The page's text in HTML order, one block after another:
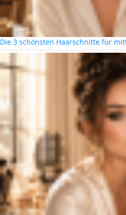
Die 3 schönsten Haarschnitte für